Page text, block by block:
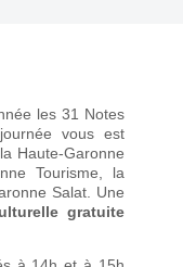
les 31 Notes
vous est
Haute-Garonne
Tourisme, la
Salat. Une
gratuite